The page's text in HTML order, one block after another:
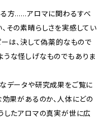
る方……アロマに関わるすべ
その素晴らしさを実感してい
は、決して偽薬的なもので
な怪しげなものでもありま
データや研究成果をご覧に
効果があるのか、人体にどの
したアロマの真実が世に広